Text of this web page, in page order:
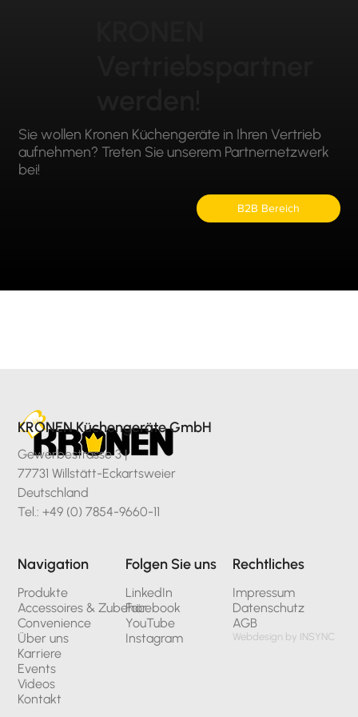
Sie wollen Kronen Küchengeräte in Ihren Vertrieb
aufnehmen? Treten Sie unserem Partnernetzwerk
bei!
B2B Bereich
KRONEN Küchengeräte GmbH
Gewerbestrasse 3 |
77731 Willstätt-Eckartsweier
Deutschland
Tel.: +49 (0) 7854-9660-11
Navigation
Produkte
Accessoires & Zubehör
Convenience
Über uns
Karriere
Events
Videos
Kontakt
Folgen Sie uns
LinkedIn
Facebook
YouTube
Instagram
Rechtliches
Impressum
Datenschutz
AGB
Webdesign by INSYNC